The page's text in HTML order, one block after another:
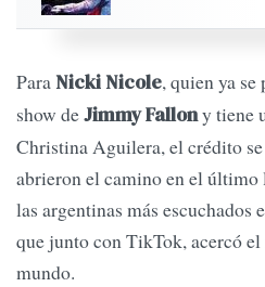
Para Nicki Nicole, quien ya
show deJimmy Fallony tiene
Christina Aguilera, el crédito
abrieron el camino en el
las argentinas más escuchados
que junto con TikTok, acercó
mundo.